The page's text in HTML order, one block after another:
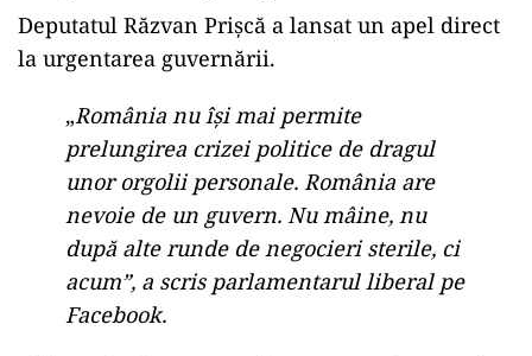
Deputatul Răzvan Prișcă a lansat un apel direct
la urgentarea guvernării.
„România nu își mai permite
prelungirea crizei politice de dragul
unor orgolii personale. România are
nevoie de un guvern. Nu mâine, nu
după alte runde de negocieri sterile, ci
acum”, a scris parlamentarul liberal pe
Facebook.